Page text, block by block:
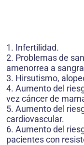
1. Infertilidad.
2. Problemas de
amenorrea a
3. Hirsutismo,
4. Aumento del
vez cáncer de
5. Aumento del
cardiovascular.
6. Aumento del
pacientes con